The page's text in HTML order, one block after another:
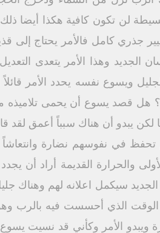
لن تكون كافية هكذا أيضا ذلك
جذري كامل فالأمر يحتاج إلى
وهذا الأمر يتعدى
ويسوع نفسه يحدد الأمر قائلاً
هذه العودة إلى الجليل ؟ هل قصد يسوع أن يحمى
لكن يبدو أن هناك سبباً أعمق لقد
تحفظ في نفوسهم نضارة
والحرارة القديمة أراد أن
الجديد سيكمل اعلانه لهم وهناك
الوقت الذي أحسست فيه بالرب
ويبدو الأمر وكأني قد نسيت